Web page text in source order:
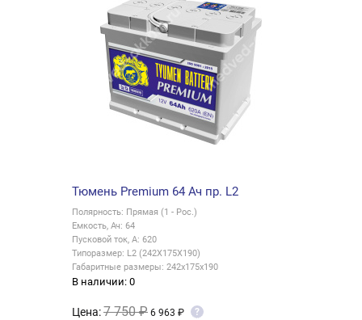
Тюмень Premium 64 Ач пр. L2
Полярность: Прямая (1 - Рос.)
Емкость, Ач: 64
Пусковой ток, А: 620
Типоразмер: L2 (242X175X190)
Габаритные размеры: 242x175x190
В наличии: 0
Цена:7 750 ₽ 6 963 ₽ ?